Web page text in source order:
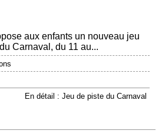
aux enfants un nouveau jeu
Carnaval, du 11 au...
En détail : Jeu de piste du Carnaval